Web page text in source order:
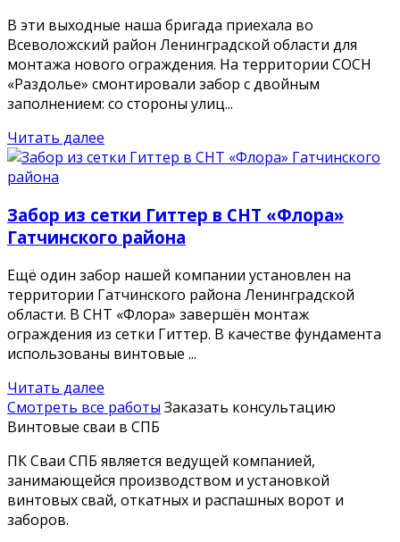
В эти выходные наша бригада приехала во
Всеволожский район Ленинградской области для
монтажа нового ограждения. На территории СОСН
«Раздолье» смонтировали забор с двойным
заполнением: со стороны улиц...
Читать далее
Забор из сетки Гиттер в СНТ «Флора»
Гатчинского района
Ещё один забор нашей компании установлен на
территории Гатчинского района Ленинградской
области. В СНТ «Флора» завершён монтаж
ограждения из сетки Гиттер. В качестве фундамента
использованы винтовые ...
Читать далее
Смотреть все работы Заказать консультацию
Винтовые сваи в СПБ
ПК Сваи СПБ является ведущей компанией,
занимающейся производством и установкой
винтовых свай, откатных и распашных ворот и
заборов.